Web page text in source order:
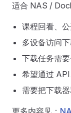
适合 NAS /
课程回看、
多设备访问下
下载任务需
希望通过
需要把下载
更多内容见：